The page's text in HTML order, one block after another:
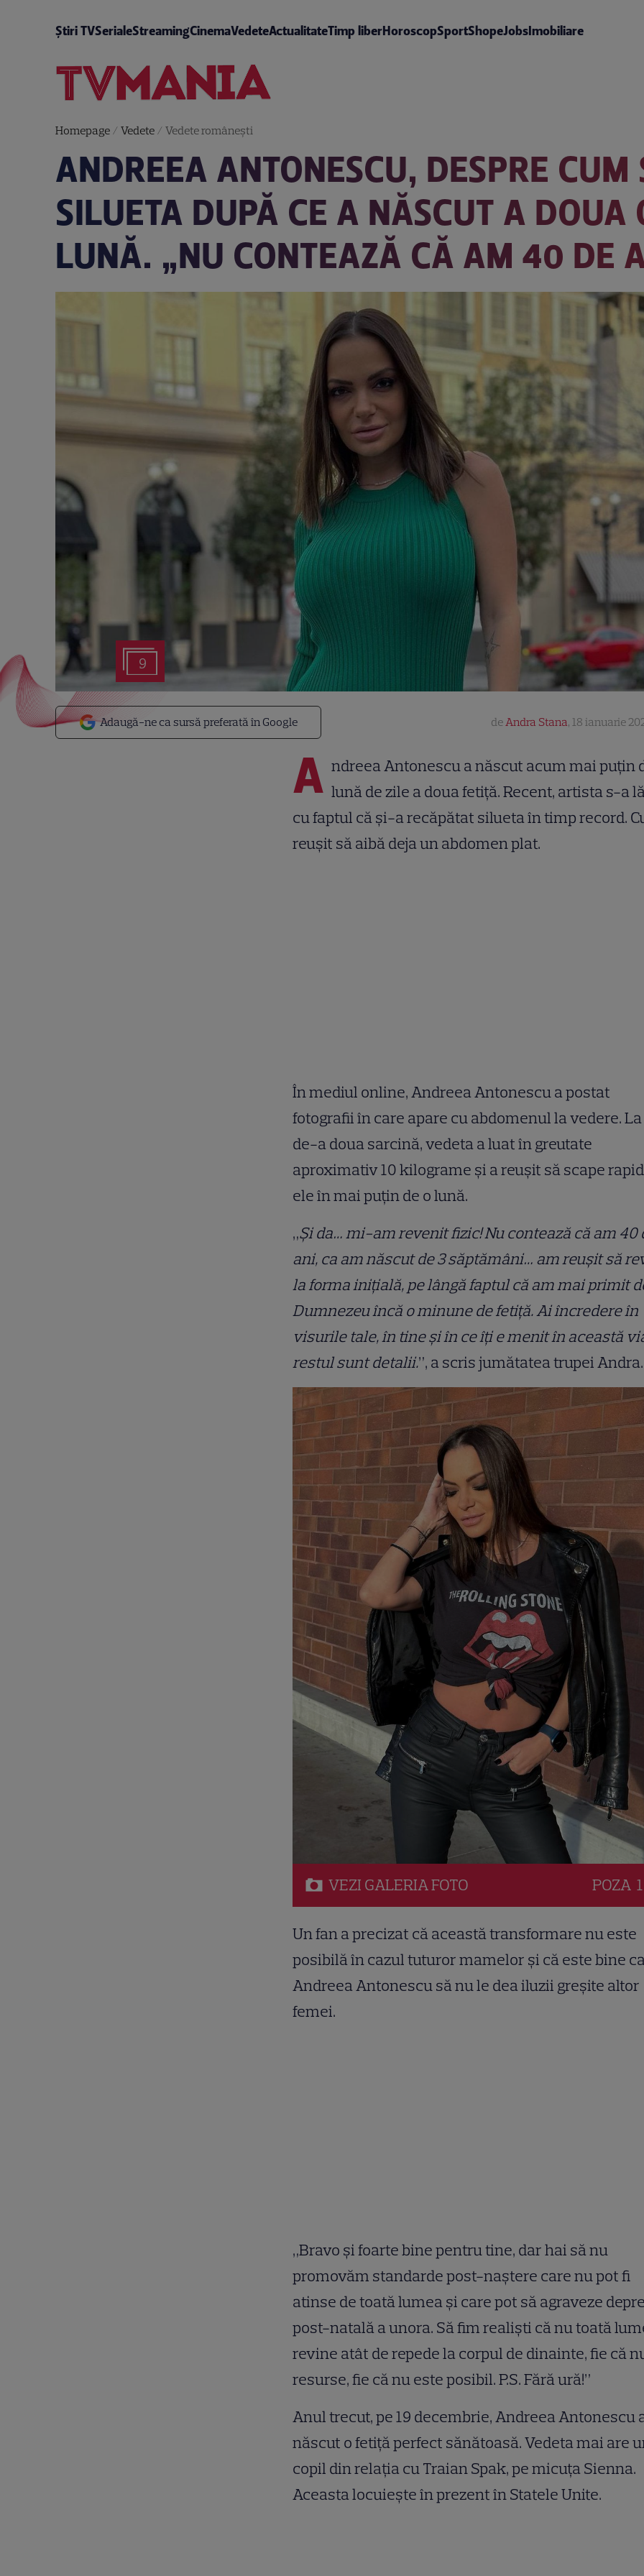
Știri TVSerialeStreamingCinemaVedeteActualitateTimp liberHoroscopSportShopeJobsImobiliare
Homepage/ Vedete/ Vedete româneşti
ANDREEA ANTONESCU, DESPRE
SILUETA DUPĂ CE A NĂSCUT A DOUA
LUNĂ. „NU CONTEAZĂ CĂ AM 40 DE
9
Adaugă-ne ca sursă preferată în Google deAndra Stana, 18 ianuarie
A ndreea Antonescu a născut acum mai puțin
lună de zile a doua fetiță. Recent, artista s-a
cu faptul că și-a recăpătat silueta în timp record.
reușit să aibă deja un abdomen plat.
În mediul online, Andreea Antonescu a postat
fotografii în care apare cu abdomenul la vedere.
de-a doua sarcină, vedeta a luat în greutate
aproximativ 10 kilograme și a reușit să scape
ele în mai puțin de o lună.
„Și da… mi-am revenit fizic! Nu contează că am 40
ani, ca am născut de 3 săptămâni… am reușit să
la forma inițială, pe lângă faptul că am mai primit
Dumnezeu încă o minune de fetiță. Ai încredere în
visurile tale, în tine și în ce îți e menit în această
restul sunt detalii.”, a scris jumătatea trupei Andra.
VEZI GALERIAFOTO POZA
Un fan a precizat că această transformare nu este
posibilă în cazul tuturor mamelor și că este bine
Andreea Antonescu să nu le dea iluzii greșite altor
femei.
„Bravo și foarte bine pentru tine, dar hai să nu
promovăm standarde post-naștere care nu pot fi
atinse de toată lumea și care pot să agraveze
post-natală a unora. Să fim realiști că nu toată
revine atât de repede la corpul de dinainte, fie că
resurse, fie că nu este posibil. P.S. Fără ură!”
Anul trecut, pe 19 decembrie, Andreea Antonescu
născut o fetiță perfect sănătoasă. Vedeta mai are
copil din relația cu Traian Spak, pe micuța Sienna.
Aceasta locuiește în prezent în Statele Unite.